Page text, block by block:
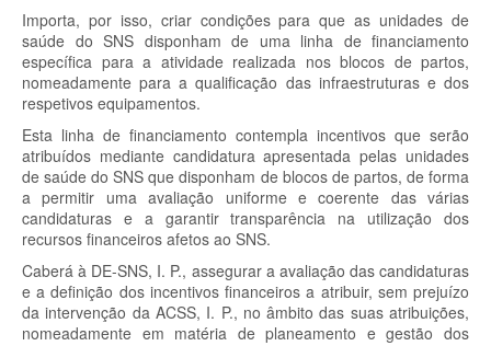
Importa, por isso, criar condições para que as unidades de
saúde do SNS disponham de uma linha de financiamento
específica para a atividade realizada nos blocos de partos,
nomeadamente para a qualificação das infraestruturas e dos
respetivos equipamentos.
Esta linha de financiamento contempla incentivos que serão
atribuídos mediante candidatura apresentada pelas unidades
de saúde do SNS que disponham de blocos de partos, de forma
a permitir uma avaliação uniforme e coerente das várias
candidaturas e a garantir transparência na utilização dos
recursos financeiros afetos ao SNS.
Caberá à DE-SNS, I. P., assegurar a avaliação das candidaturas
e a definição dos incentivos financeiros a atribuir, sem prejuízo
da intervenção da ACSS, I. P., no âmbito das suas atribuições,
nomeadamente em matéria de planeamento e gestão dos